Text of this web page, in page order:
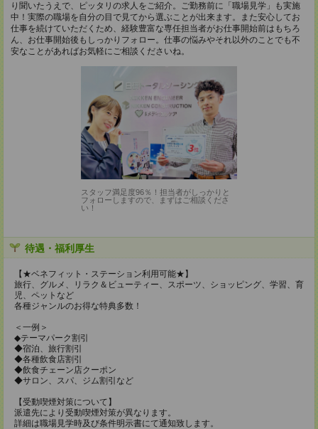
り聞いたうえで、ピッタリの求人をご紹介。ご勤務前に「職場見学」も実施
中！実際の職場を自分の目で見てから選ぶことが出来ます。また安心してお
仕事を続けていただくため、経験豊富な専任担当者がお仕事開始前はもちろ
ん、お仕事開始後もしっかりフォロー。仕事の悩みやそれ以外のことでも不
安なことがあればお気軽にご相談くださいね。
スタッフ満足度96％！担当者がしっかりと
フォローしますので、まずはご相談くださ
い！
待遇・福利厚生
【★ベネフィット・ステーション利用可能★】
旅行、グルメ、リラク＆ビューティー、スポーツ、ショッピング、学習、育
児、ペットなど
各種ジャンルのお得な特典多数！
＜一例＞
◆テーマパーク割引
◆宿泊、旅行割引
◆各種飲食店割引
◆飲食チェーン店クーポン
◆サロン、スパ、ジム割引など
【受動喫煙対策について】
派遣先により受動喫煙対策が異なります。
詳細は職場見学時及び条件明示書にて通知致します。